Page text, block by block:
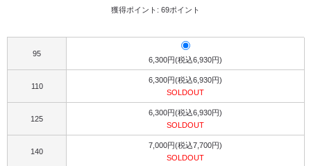
獲得ポイント: 69ポイント
95
6,300円(税込6,930円)
110
6,300円(税込6,930円)
SOLDOUT
125
6,300円(税込6,930円)
SOLDOUT
140
7,000円(税込7,700円)
SOLDOUT